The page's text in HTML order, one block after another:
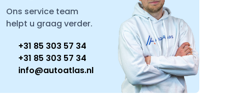
Ons service team
helpt u graag verder.
+31 85 303 57 34
+31 85 303 57 34
info@autoatlas.nl